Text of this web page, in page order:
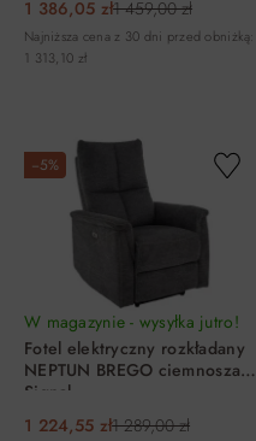
1 386,05 zł1 459,00 zł
Najniższa cena z 30 dni przed obniżką:
1 313,10 zł
−5%
W magazynie - wysyłka jutro!
Fotel elektryczny rozkładany
NEPTUN BREGO ciemnoszary
Signal
1 224,55 zł1 289,00 zł